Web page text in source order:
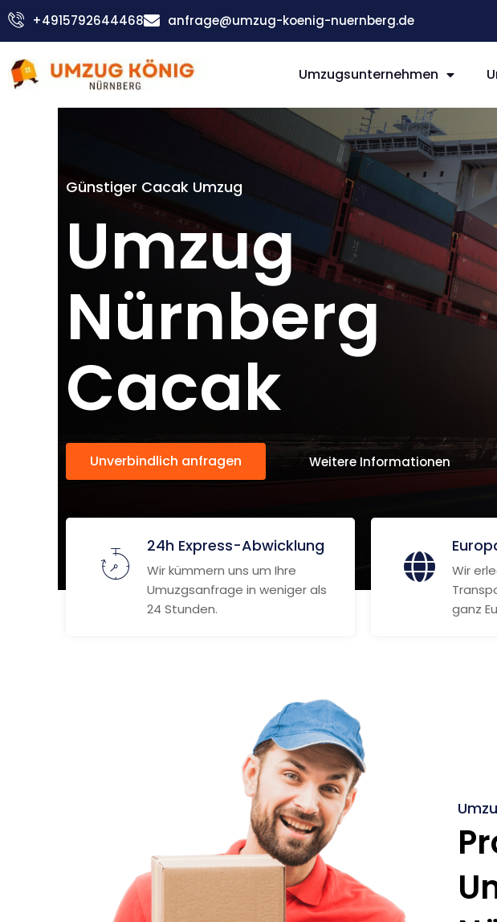
Zum
Inhalt
+4915792644468 anfrage@umzug-koenig-nuernberg.de
Umzugsunternehmen
Günstiger Cacak Umzug
Umzug
Nürnberg
Cacak
Unverbindlich anfragen Weitere Informationen
24h Express-Abwicklung
Wir kümmern uns um Ihre
Umuzgsanfrage in weniger als
24 Stunden.
Wir
ganz